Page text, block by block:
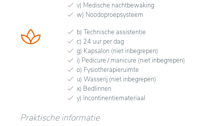
v) Medische nachtbewaking
w) Noodoproepsysteem
b) Technische assistentie
c) 24 uur per dag
g) Kapsalon (niet inbegrepen)
i) Pedicure / manicure (niet inbegrepen)
o) Fysiotherapieruimte
u) Wasserij (niet inbegrepen)
x) Bedlinnen
y) Incontinentiemateriaal
Praktische informatie